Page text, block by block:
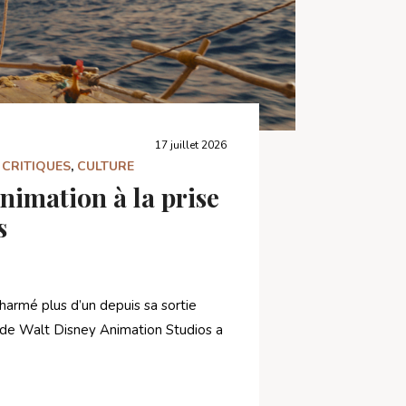
17 juillet 2026
CRITIQUES, CULTURE
à la prise
plus d’un depuis sa sortie
Walt Disney Animation Studios a